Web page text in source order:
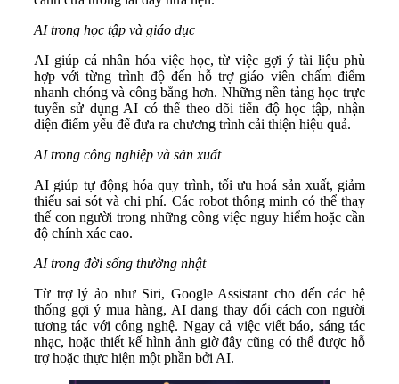
AI trong học tập và giáo dục
AI giúp cá nhân hóa việc học, từ việc gợi ý tài liệu phù
hợp với từng trình độ đến hỗ trợ giáo viên chấm điểm
nhanh chóng và công bằng hơn. Những nền tảng học trực
tuyến sử dụng AI có thể theo dõi tiến độ học tập, nhận
diện điểm yếu để đưa ra chương trình cải thiện hiệu quả.
AI trong công nghiệp và sản xuất
AI giúp tự động hóa quy trình, tối ưu hoá sản xuất, giảm
thiểu sai sót và chi phí. Các robot thông minh có thể thay
thế con người trong những công việc nguy hiểm hoặc cần
độ chính xác cao.
AI trong đời sống thường nhật
Từ trợ lý ảo như Siri, Google Assistant cho đến các hệ
thống gợi ý mua hàng, AI đang thay đổi cách con người
tương tác với công nghệ. Ngay cả việc viết báo, sáng tác
nhạc, hoặc thiết kế hình ảnh giờ đây cũng có thể được hỗ
trợ hoặc thực hiện một phần bởi AI.